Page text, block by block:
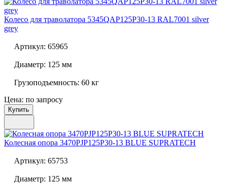
Колесо для траволатора 5345QAP125P30-13 RAL7001 silver
grey
Артикул: 65965
Диаметр: 125 мм
Грузоподъемность: 60 кг
Цена: по запросу
Купить
Колесная опора 3470PJP125P30-13 BLUE SUPRATECH
Артикул: 65753
Диаметр: 125 мм